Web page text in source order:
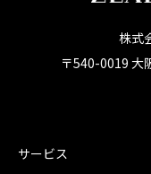
株式
〒540-0019 大
サービス